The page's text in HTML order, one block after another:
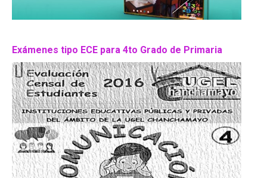
Exámenes tipo ECE para 4to Grado de Primaria